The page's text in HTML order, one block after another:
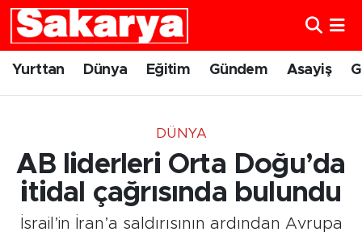
Yurttan Dünya Eğitim Gündem Asayiş
DÜNYA
AB liderleri Orta Doğu’da
itidal çağrısında bulundu
İsrail’in İran’a saldırısının ardından Avrupa
Yurttan
Gündem
Eskişehirspor
Eskişehir Nöbetçi Eczaneler
Eskişehir Trafik Yoğunluk Haritası
Süper Lig Puan Durumu ve Fikstür